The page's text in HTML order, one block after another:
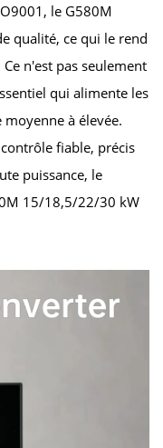
le G580M
qualité, ce qui le rend
n'est pas seulement
qui alimente les
à élevée.
fiable, précis
puissance, le
15/18,5/22/30 kW